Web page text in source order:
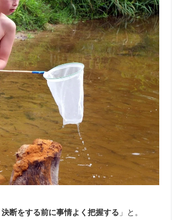
断をする前に事情よく把握する 」と。